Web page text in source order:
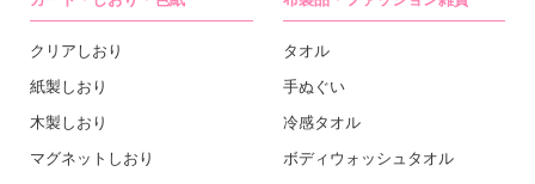
クリアしおり
紙製しおり
木製しおり
マグネットしおり
タオル
手ぬぐい
冷感タオル
ボディウォッシュタオル